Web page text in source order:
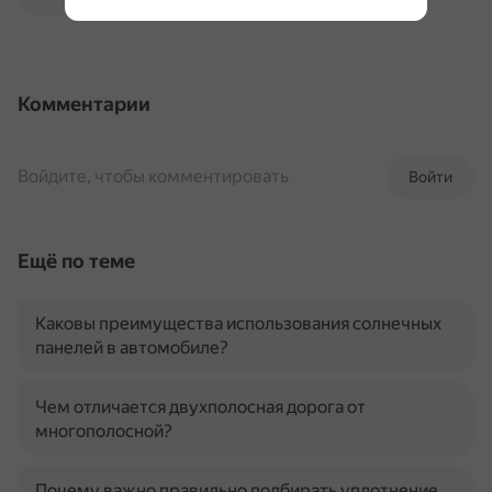
Комментарии
Войти
Войдите, чтобы комментировать
Ещё по теме
Каковы преимущества использования солнечных
панелей в автомобиле?
Чем отличается двухполосная дорога от
многополосной?